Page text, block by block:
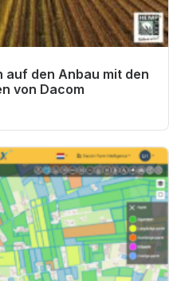
auf den Anbau mit den
von Dacom